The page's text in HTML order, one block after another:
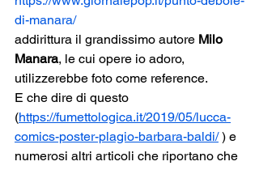
di-manara/
addirittura il grandissimo autore Milo
Manara, le cui opere io adoro,
utilizzerebbe foto come reference.
E che dire di questo
(https://fumettologica.it/2019/05/lucca-
comics-poster-plagio-barbara-baldi/ ) e
numerosi altri articoli che riportano che